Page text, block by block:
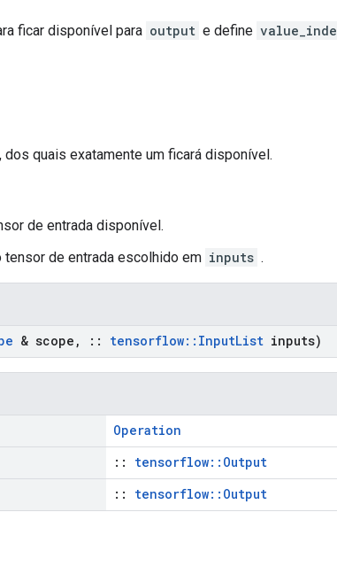
ficar disponível para output e define
quais exatamente um ficará disponível.
de entrada disponível.
tensor de entrada escolhido em inputs .
& scope , :: tensorflow:: InputList inputs)
Operation
:: tensorflow::Output
:: tensorflow::Output